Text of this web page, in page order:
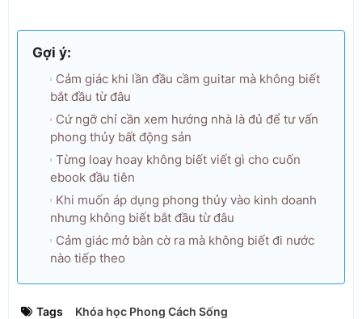
Gợi ý:
Cảm giác khi lần đầu cầm guitar mà không biết
bắt đầu từ đâu
Cứ ngỡ chỉ cần xem hướng nhà là đủ để tư vấn
phong thủy bất động sản
Từng loay hoay không biết viết gì cho cuốn
ebook đầu tiên
Khi muốn áp dụng phong thủy vào kinh doanh
nhưng không biết bắt đầu từ đâu
Cảm giác mở bàn cờ ra mà không biết đi nước
nào tiếp theo
Tags
Khóa học Phong Cách Sống